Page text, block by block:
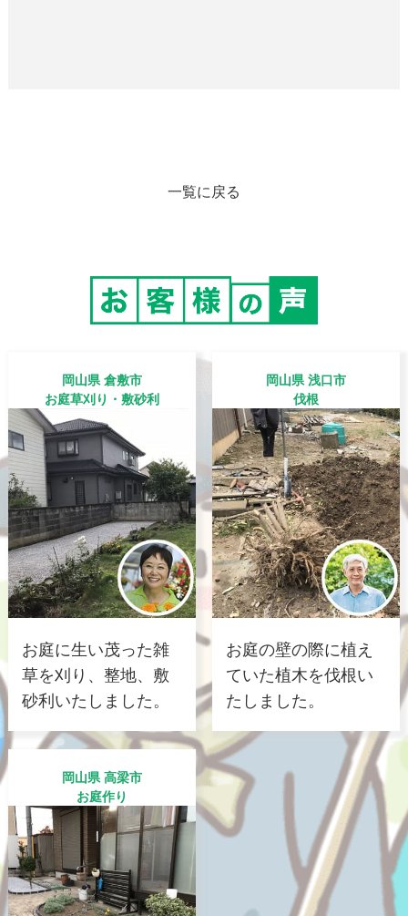
一覧に戻る
岡山県 倉敷市
お庭草刈り・敷砂利
お庭に生い茂った雑
草を刈り、整地、敷
砂利いたしました。
岡山県 浅口市
伐根
お庭の壁の際に植え
ていた植木を伐根い
たしました。
岡山県 高梁市
お庭作り